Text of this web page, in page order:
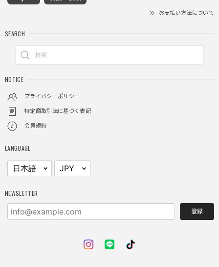
着心地もいいしカジュアル味が出ていい
クロスチャーム ビーズウォレットチェーン / CROSS CHARM BEADS WALLET CHAIN
しっかりと重さがあるので安っぽくなく値段に見合ったクオ
リティ
身体のラインに沿って着れるため、印象がスラッとして見え
る。特に腕周りがいい感じ。
NCLLW ホイッスルネックレス / NCLLW Whistle Necklace
お支払い方法について
SEARCH
NOTICE
プライバシーポリシー
特定商取引法に基づく表記
会員規約
LANGUAGE
NEWSLETTER
登録